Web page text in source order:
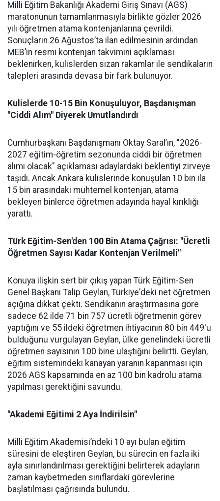
Milli Eğitim Bakanlığı Akademi Giriş Sınavı (AGS)
maratonunun tamamlanmasıyla birlikte gözler 2026
yılı öğretmen atama kontenjanlarına çevrildi.
Sonuçların 26 Ağustos’ta ilan edilmesinin ardından
MEB’in resmi kontenjan takvimini açıklaması
beklenirken, kulislerden sızan rakamlar ile sendikaların
talepleri arasında devasa bir fark bulunuyor.
Kulislerde 10-15 Bin Konuşuluyor, Başdanışman
"Ciddi Alım" Diyerek Umutlandırdı
Cumhurbaşkanı Başdanışmanı Oktay Saral’ın, "2026-
2027 eğitim-öğretim sezonunda ciddi bir öğretmen
alımı olacak" açıklaması adaylardaki beklentiyi zirveye
taşıdı. Ancak Ankara kulislerinde konuşulan 10 bin ila
15 bin arasındaki muhtemel kontenjan, atama
bekleyen binlerce öğretmen adayında hayal kırıklığı
yarattı.
Türk Eğitim-Sen'den 100 Bin Atama Çağrısı: "Ücretli
Öğretmen Sayısı Kadar Kontenjan Verilmeli"
Konuya ilişkin sert bir çıkış yapan Türk Eğitim-Sen
Genel Başkanı Talip Geylan, Türkiye'deki net öğretmen
açığına dikkat çekti. Sendikanın araştırmasına göre
sadece 62 ilde 71 bin 757 ücretli öğretmenin görev
yaptığını ve 55 ildeki öğretmen ihtiyacının 80 bin 449'u
bulduğunu vurgulayan Geylan, ülke genelindeki ücretli
öğretmen sayısının 100 bine ulaştığını belirtti. Geylan,
eğitim sistemindeki kanayan yaranın kapanması için
2026 AGS kapsamında en az 100 bin kadrolu atama
yapılması gerektiğini savundu.
"Akademi Eğitimi 2 Aya İndirilsin"
Milli Eğitim Akademisi’ndeki 10 ayı bulan eğitim
süresini de eleştiren Geylan, bu sürecin en fazla iki
ayla sınırlandırılması gerektiğini belirterek adayların
zaman kaybetmeden sınıflardaki görevlerine
başlatılması çağrısında bulundu.